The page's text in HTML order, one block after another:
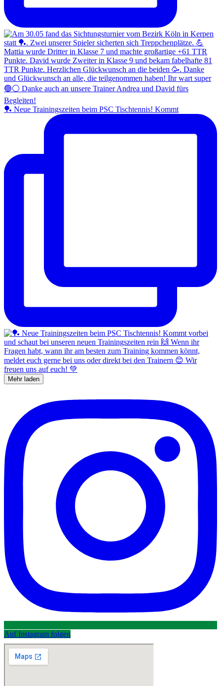
🏓 Neue Trainingszeiten beim PSC Tischtennis! Kommt
Mehr laden
Auf Instagram folgen